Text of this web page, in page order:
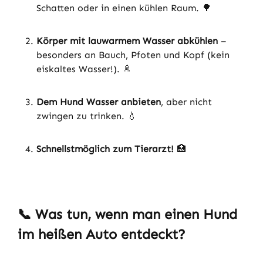
Schatten oder in einen kühlen Raum. 🌳
Körper mit lauwarmem Wasser abkühlen –
besonders an Bauch, Pfoten und Kopf (kein
eiskaltes Wasser!). 🚿
Dem Hund Wasser anbieten, aber nicht
zwingen zu trinken. 💧
Schnellstmöglich zum Tierarzt! 🏥
📞 Was tun, wenn man einen Hund
im heißen Auto entdeckt?